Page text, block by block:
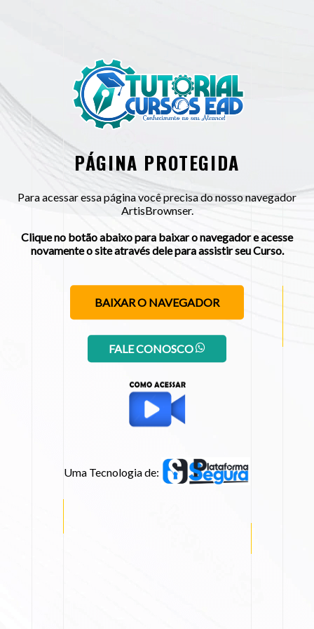
PÁGINA PROTEGIDA
Para acessar essa página você precisa do nosso navegador
ArtisBrownser.
Clique no botão abaixo para baixar o navegador e acesse
novamente o site através dele para assistir seu Curso.
BAIXAR O NAVEGADOR
FALE CONOSCO
Uma Tecnologia de: